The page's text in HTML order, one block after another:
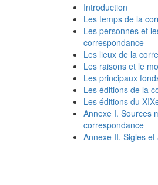
Introduction
Les temps de la
Les personnes et
correspondance
Les lieux de la
Les raisons et le
Les principaux
Les éditions de la
Les éditions du
Annexe I. Sources
correspondance
Annexe II. Sigles